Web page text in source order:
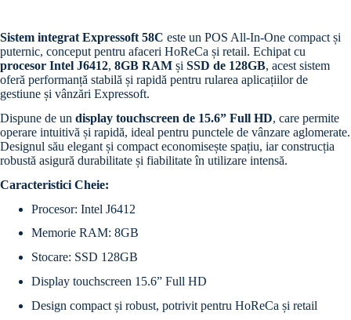
Sistem integrat Expressoft 58C este un POS All-In-One compact și
puternic, conceput pentru afaceri HoReCa și retail. Echipat cu
procesor Intel J6412, 8GB RAM și SSD de 128GB, acest sistem
oferă performanță stabilă și rapidă pentru rularea aplicațiilor de
gestiune și vânzări Expressoft.
Dispune de un display touchscreen de 15.6” Full HD, care permite
operare intuitivă și rapidă, ideal pentru punctele de vânzare aglomerate.
Designul său elegant și compact economisește spațiu, iar construcția
robustă asigură durabilitate și fiabilitate în utilizare intensă.
Caracteristici Cheie:
Procesor: Intel J6412
Memorie RAM: 8GB
Stocare: SSD 128GB
Display touchscreen 15.6” Full HD
Design compact și robust, potrivit pentru HoReCa și retail